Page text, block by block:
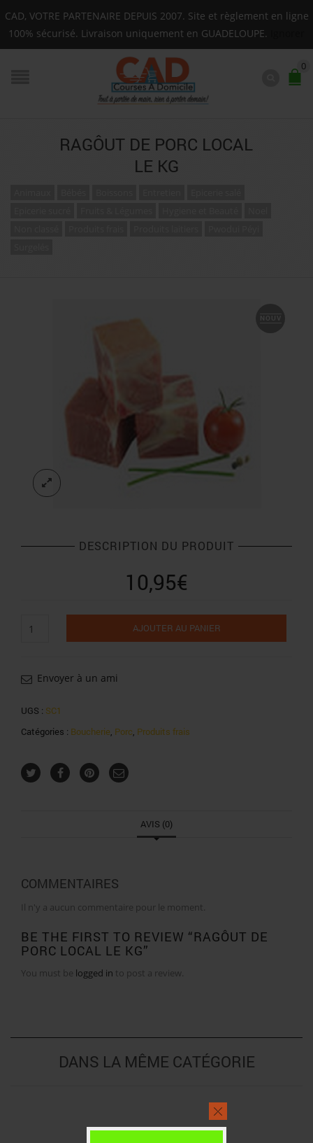
Livraison sur toute la Guadeloupe : Mardi, Jeudi,
0
RAGÔUT DE PORC LOCAL
LE KG
NOUV
DESCRIPTION DU PRODUIT
10,95€
de
porc
le
kg
AJOUTER AU PANIER
Envoyer à un ami
UGS : SC1
Catégories : Boucherie, Porc, Produits frais
AVIS (0)
COMMENTAIRES
Il n'y a aucun commentaire pour le moment.
BE THE FIRST TO REVIEW “RAGÔUT DE
PORC LOCAL LE KG”
You must be logged in to post a review.
DANS LA MÊME CATÉGORIE
CAD, VOTRE PARTENAIRE DEPUIS 2007. Site et règlement en ligne
100% sécurisé. Livraison uniquement en GUADELOUPE.